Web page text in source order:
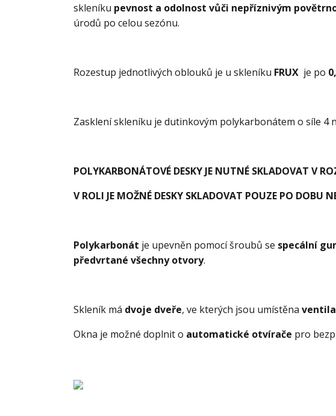
skleníku pevnost a odolnost vůči nepříznivým
úrodů po celou sezónu.
Rozestup jednotlivých oblouků je u skleníku FRUX je po
Zasklení skleníku je dutinkovým polykarbonátem o síle 4
POLYKARBONÁTOVÉ DESKY JE NUTNÉ SKLADOVAT V
V ROLI JE MOŽNÉ DESKY SKLADOVAT POUZE PO DOBU
Polykarbonát je upevněn pomocí šroubů se specální
předvrtané všechny otvory.
Skleník má dvoje dveře, ve kterých jsou umístěna
Okna je možné doplnit o automatické otvírače pro